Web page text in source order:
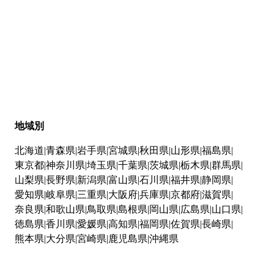
地域別
北海道 青森県 岩手県 宮城県 秋田県 山形県 福島県
東京都神奈川県 埼玉県 千葉県 茨城県 栃木県 群馬県
山梨県 長野県 新潟県 富山県 石川県 福井県 静岡県
愛知県 岐阜県 三重県 大阪府兵庫県 京都府滋賀県
奈良県 和歌山県 鳥取県 島根県 岡山県 広島県 山口県
徳島県 香川県 愛媛県 高知県 福岡県 佐賀県 長崎県
熊本県 大分県 宮崎県 鹿児島県 沖縄県